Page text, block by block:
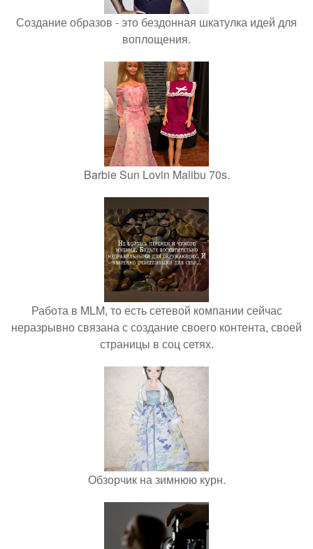
Создание образов - это бездонная шкатулка идей для
воплощения.
Barbie Sun Lovin Malibu 70s.
Работа в MLM, то есть сетевой компании сейчас
неразрывно связана с создание своего контента, своей
страницы в соц сетях.
Обзорчик на зимнюю курн.